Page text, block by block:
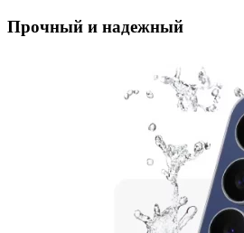
Прочный и надежный